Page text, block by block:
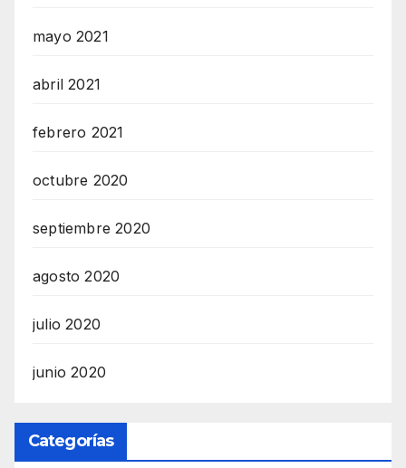
mayo 2021
abril 2021
febrero 2021
octubre 2020
septiembre 2020
agosto 2020
julio 2020
junio 2020
Categorías